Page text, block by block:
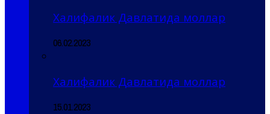
Халифалик Давлатида моллар
06.02.2023
Халифалик Давлатида моллар
15.01.2023